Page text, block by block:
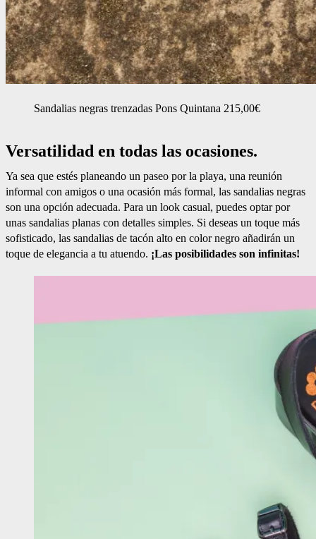
Sandalias negras trenzadas Pons Quintana 215,00€
Versatilidad en todas las ocasiones.
Ya sea que estés planeando un paseo por la playa, una reunión
informal con amigos o una ocasión más formal, las sandalias negras
son una opción adecuada. Para un look casual, puedes optar por
unas sandalias planas con detalles simples. Si deseas un toque más
sofisticado, las sandalias de tacón alto en color negro añadirán un
toque de elegancia a tu atuendo. ¡Las posibilidades son infinitas!